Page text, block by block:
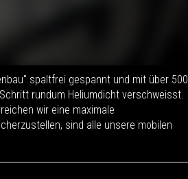
spaltfrei gespannt und mit über 500
rundum Heliumdicht verschweisst.
wir eine maximale
sind alle unsere mobilen